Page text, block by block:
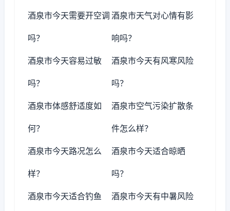
酒泉市今天需要开空调
吗？
酒泉市天气对心情有影
响吗？
酒泉市今天容易过敏
吗？
酒泉市今天有风寒风险
吗？
酒泉市体感舒适度如
何？
酒泉市空气污染扩散条
件怎么样？
酒泉市今天路况怎么
样？
酒泉市今天适合晾晒
吗？
酒泉市今天适合钓鱼 酒泉市今天有中暑风险